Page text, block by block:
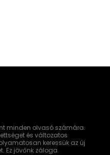
minden olvasó számára.
és változatos
keressük az új
Ez jövőnk záloga.